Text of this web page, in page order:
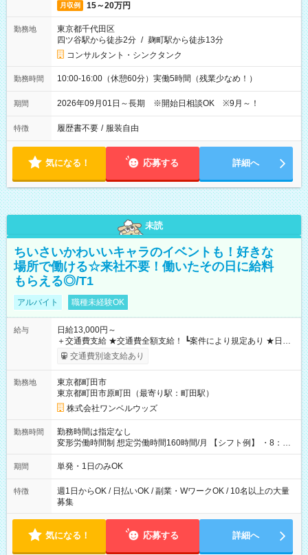
月収例 15～20万円
勤務地
東京都千代田区
四ツ谷駅から徒歩2分 / 麹町駅から徒歩13分
コンサルタント・シンクタンク
勤務時間 10:00-16:00（休憩60分）実働5時間（残業少なめ！）
期間 2026年09月01日～長期 ※開始日相談OK ※9月～！
特徴 履歴書不要 / 服装自由
気になる！ 応募する 詳細へ
未読
ちいさいかわいいキャラのイベントも！好きな
場所で働ける☆来社不要！働いたその日に給料
もらえる◎/T1
アルバイト 職種未経験OK
給与
日給13,000円～
＋交通費支給 ★交通費全額支給！ ┗案件により規定あり ★日払
いOK！（規定あり） ┗働いたその日に現金GET♪ お仕事後はコ
ンビニATMから 日払い分を引き落とせます！ 【試用期間】試
交通費別途支給あり
勤務地
東京都町田市
東京都町田市原町田（最寄り駅：町田駅）
株式会社ワンベルウッズ
勤務時間
勤務時間は指定なし
変形労働時間制 想定労働時間160時間/月 【シフト例】 ・8：00
～21：00
期間 単発・1日のみOK
特徴
週1日からOK / 日払いOK / 副業・WワークOK / 10名以上の大量
募集
気になる！ 応募する 詳細へ